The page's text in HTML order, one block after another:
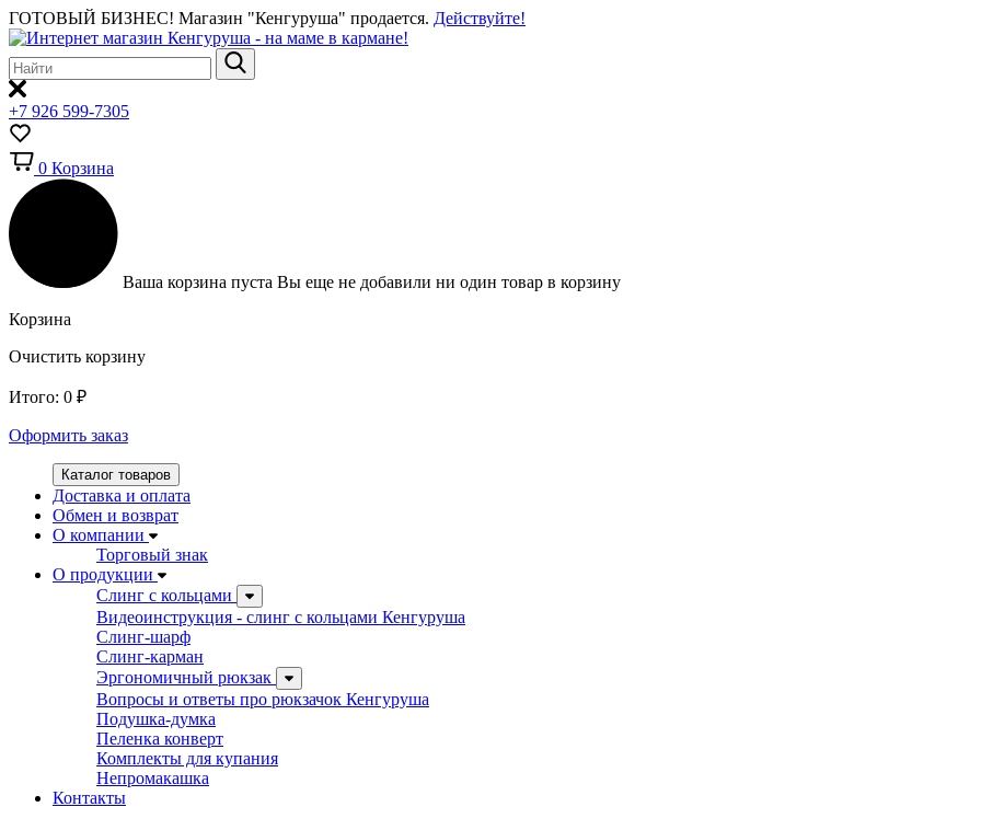
ГОТОВЫЙ БИЗНЕС! Магазин "Кенгуруша" продается. Действуйте!
+7 926 599-7305
0 Корзина
Ваша корзина пуста Вы еще не добавили ни один товар в корзину
Корзина
Очистить корзину
Итого: 0 ₽
Оформить заказ
Каталог товаров
Доставка и оплата
Обмен и возврат
О компании
Торговый знак
О продукции
Слинг с кольцами
Видеоинструкция - слинг с кольцами Кенгуруша
Слинг-шарф
Слинг-карман
Эргономичный рюкзак
Вопросы и ответы про рюкзачок Кенгуруша
Подушка-думка
Пеленка конверт
Комплекты для купания
Непромакашка
Контакты